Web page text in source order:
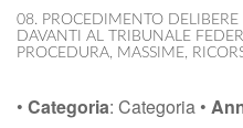
08. PROCEDIMENTO DELIBERE
DAVANTI AL TRIBUNALE
PROCEDURA, MASSIME,
• Categoria: Categoria •